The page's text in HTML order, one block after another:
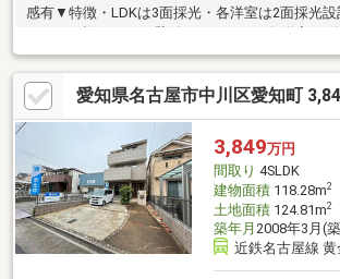
感有▼特徴・LDKは3面採光・各洋室は2面採光設
ンターが設けられた壁付けキッチン・各洋室・1
ペースを確保・様々な用途で活用可能な約4.2帖
ス・1階・2階に洗面室・トイレを設置・2026年5
ハウスクリーニング実施済・即引渡し可能(残金
境・愛知小学校 徒歩4分(約290m)・愛知公園 徒
化地域■ ご希望の住まい探しをお手伝いしま
物件の詳細・ご相談はお気軽にお問い合わせくだ
愛知県名古屋市中川区愛知町
3,849万円
間取り 4SLDK
建物面積118.28m2
土地面積124.81m2
築年月 2008年3月(
近鉄名古屋線